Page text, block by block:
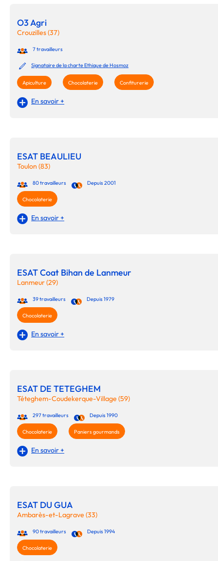
O3 Agri
Crouzilles (37)
7 travailleurs
Signataire de la charte Ethique de Hosmoz
Apiculture Chocolaterie Confiturerie
En savoir +
ESAT BEAULIEU
Toulon (83)
80 travailleurs Depuis 2001
Chocolaterie
En savoir +
ESAT Coat Bihan de Lanmeur
Lanmeur (29)
39 travailleurs Depuis 1979
Chocolaterie
En savoir +
ESAT DE TETEGHEM
Téteghem-Coudekerque-Village (59)
297 travailleurs Depuis 1990
Chocolaterie Paniers gourmands
En savoir +
ESAT DU GUA
Ambarès-et-Lagrave (33)
90 travailleurs Depuis 1994
Chocolaterie